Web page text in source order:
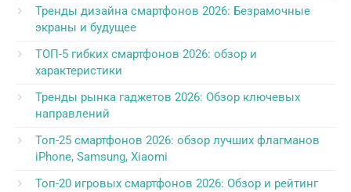
Тренды дизайна смартфонов 2026: Безрамочные
экраны и будущее
ТОП-5 гибких смартфонов 2026: обзор и
характеристики
Тренды рынка гаджетов 2026: Обзор ключевых
направлений
Топ-25 смартфонов 2026: обзор лучших флагманов
iPhone, Samsung, Xiaomi
Топ-20 игровых смартфонов 2026: Обзор и рейтинг